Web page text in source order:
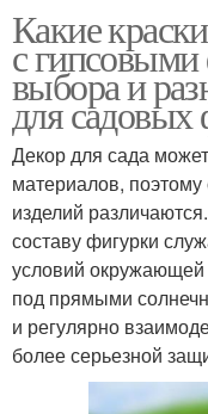
Какие
с
выбора и
для садовых
Декор для сада
материалов,
изделий
составу фигурки
условий окружающей
под прямыми
и регулярно
более серьезной